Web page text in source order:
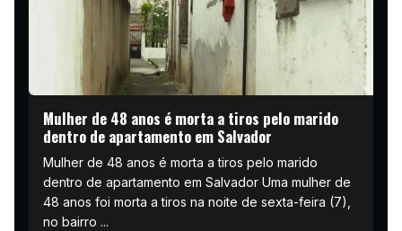
Mulher de 48 anos é morta a tiros pelo marido
dentro de apartamento em Salvador
Mulher de 48 anos é morta a tiros pelo marido
dentro de apartamento em Salvador Uma mulher de
48 anos foi morta a tiros na noite de sexta-feira (7),
no bairro ...